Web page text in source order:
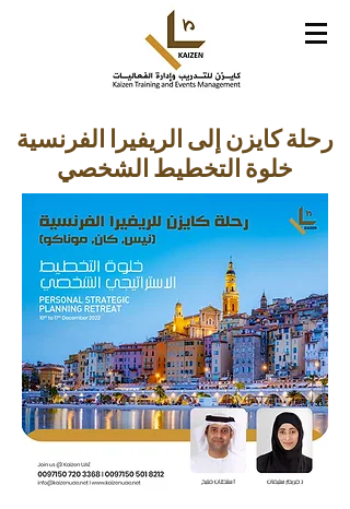
رحلة كايزن إلى الريفيرا الفرنسية
خلوة التخطيط الشخصي